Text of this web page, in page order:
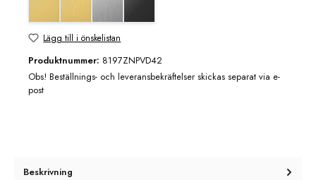
Lägg till i önskelistan
Produktnummer: 8197ZNPVD42
Obs! Beställnings- och leveransbekräftelser skickas separat via e-
post
Beskrivning